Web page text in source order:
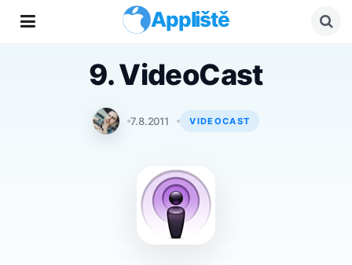
Appliště
9. VideoCast
Tomáš Svoboda
7.8.2011 VIDEOCAST